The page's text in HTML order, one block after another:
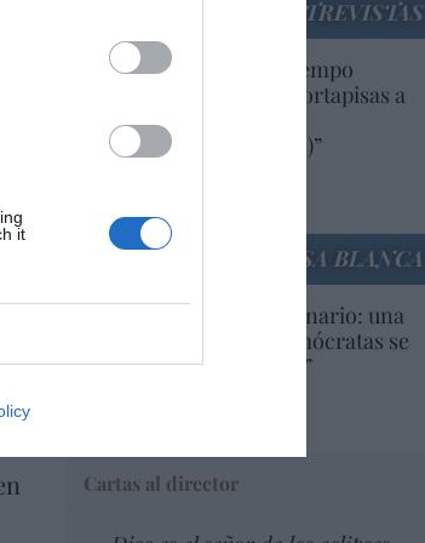
it
ENTREVISTAS
“Europa lleva mucho tiempo
poniendo aranceles y cortapisas a
productos y compañías
americanas (y europeas)”
LA CASA BLANCA
EEUU. Inquietante escenario: una
tercera parte de los demócratas se
define como “socialista”
Cartas al director